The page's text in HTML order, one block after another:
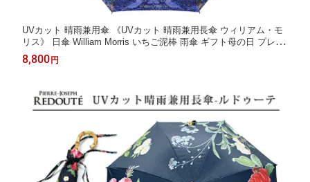
UVカット 晴雨兼用傘 《UVカット 晴雨兼用長傘 ウィリアム・モ
リス》 日傘 William Morris いちご泥棒 雨傘 ギフト母の日 プレゼ
ント おしゃれ ディアカーズ
8,800 円